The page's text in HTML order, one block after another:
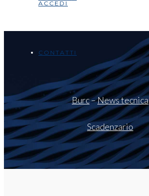
ACCEDI
CONTATTI
Burc–News tecnica
Scadenzario